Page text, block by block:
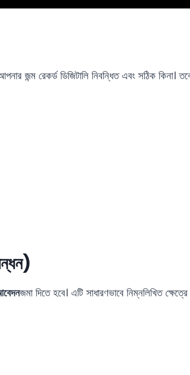
জন্ম রেকর্ড ডিজিটালি নিবন্ধিত এবং সঠিক কিনা।
জমা দিতে হবে। এটি সাধারণভাবে নিম্নলিখিত